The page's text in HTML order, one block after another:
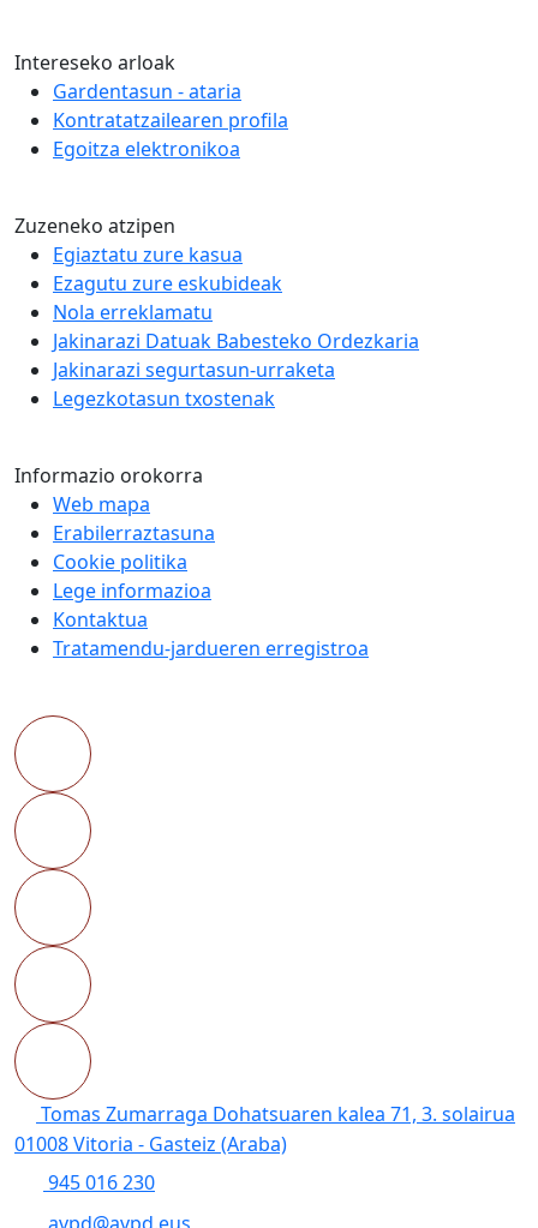
Intereseko arloak
Gardentasun - ataria
Kontratatzailearen profila
Egoitza elektronikoa
Zuzeneko atzipen
Egiaztatu zure kasua
Ezagutu zure eskubideak
Nola erreklamatu
Jakinarazi Datuak Babesteko Ordezkaria
Jakinarazi segurtasun-urraketa
Legezkotasun txostenak
Informazio orokorra
Web mapa
Erabilerraztasuna
Cookie politika
Lege informazioa
Kontaktua
Tratamendu-jardueren erregistroa
Tomas Zumarraga Dohatsuaren kalea 71, 3. solairua
01008 Vitoria - Gasteiz (Araba)
945 016 230